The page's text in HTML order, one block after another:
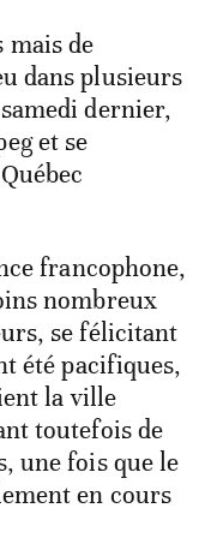
mais de
dans plusieurs
dernier,
et se
francophone,
nombreux
se félicitant
été pacifiques,
la ville
toutefois de
une fois que le
en cours